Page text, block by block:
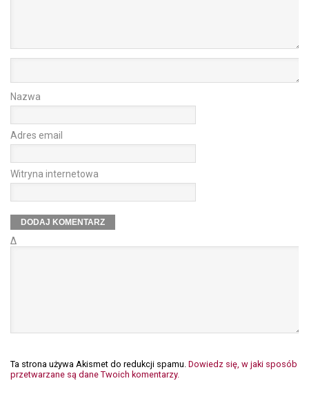
Nazwa
Adres email
Witryna internetowa
Δ
Ta strona używa Akismet do redukcji spamu. Dowiedz się, w jaki sposób
przetwarzane są dane Twoich komentarzy.